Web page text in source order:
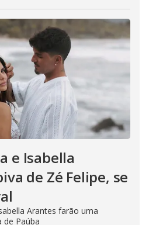
e Isabella
de Zé Felipe, se
Arantes farão uma
de Paúba